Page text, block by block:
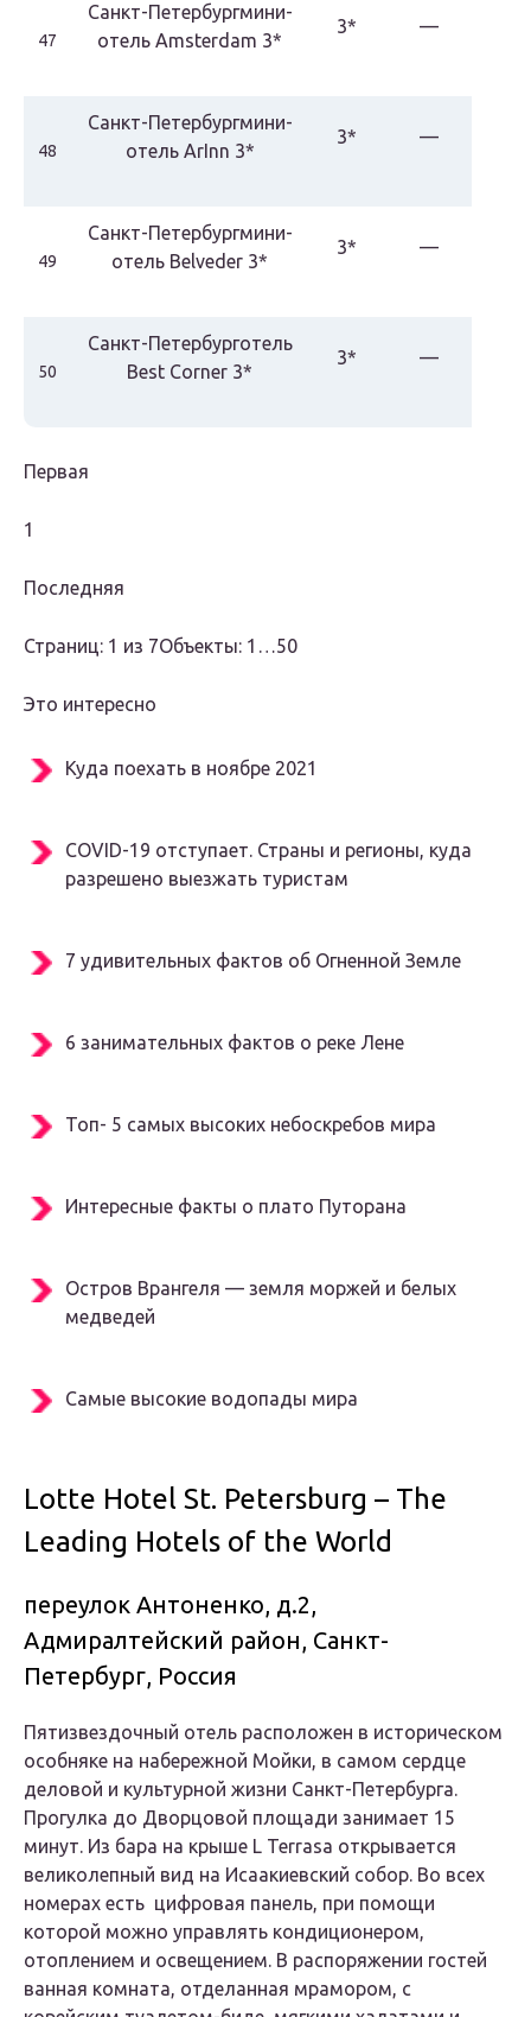
47
Санкт-Петербургмини-
отель Amsterdam 3*
3* —
48
Санкт-Петербургмини-
отель ArInn 3*
3* —
49
Санкт-Петербургмини-
отель Belveder 3*
3* —
50
Санкт-Петербурготель
Best Corner 3*
3* —
Первая
1
Последняя
Страниц: 1 из 7Объекты: 1…50
Это интересно
Куда поехать в ноябре 2021
COVID-19 отступает. Страны и регионы, куда
разрешено выезжать туристам
7 удивительных фактов об Огненной Земле
6 занимательных фактов о реке Лене
Топ- 5 самых высоких небоскребов мира
Интересные факты о плато Путорана
Остров Врангеля — земля моржей и белых
медведей
Самые высокие водопады мира
Lotte Hotel St. Petersburg – The
Leading Hotels of the World
переулок Антоненко, д.2,
Адмиралтейский район, Санкт-
Петербург, Россия
Пятизвездочный отель расположен в историческом
особняке на набережной Мойки, в самом сердце
деловой и культурной жизни Санкт-Петербурга.
Прогулка до Дворцовой площади занимает 15
минут. Из бара на крыше L Terrasa открывается
великолепный вид на Исаакиевский собор. Во всех
номерах есть цифровая панель, при помощи
которой можно управлять кондиционером,
отоплением и освещением. В распоряжении гостей
ванная комната, отделанная мрамором, с